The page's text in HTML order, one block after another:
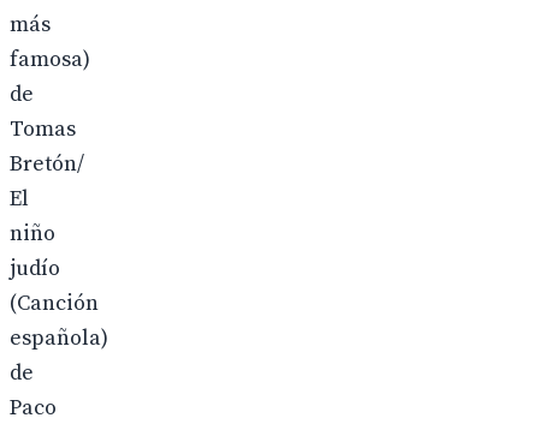
más
famosa)
de
Tomas
Bretón/
El
niño
judío
(Canción
española)
de
Paco